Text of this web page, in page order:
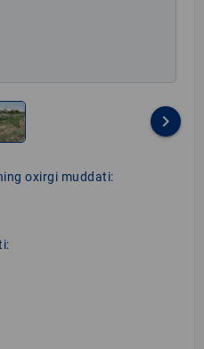
keyboard_arrow_right
oxirgi muddati: